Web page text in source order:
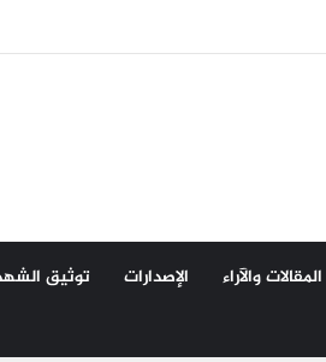
العام وتشكيل لجان لدعم الجيش واستعادة
المقالات والآراء الإصدارات توثيق